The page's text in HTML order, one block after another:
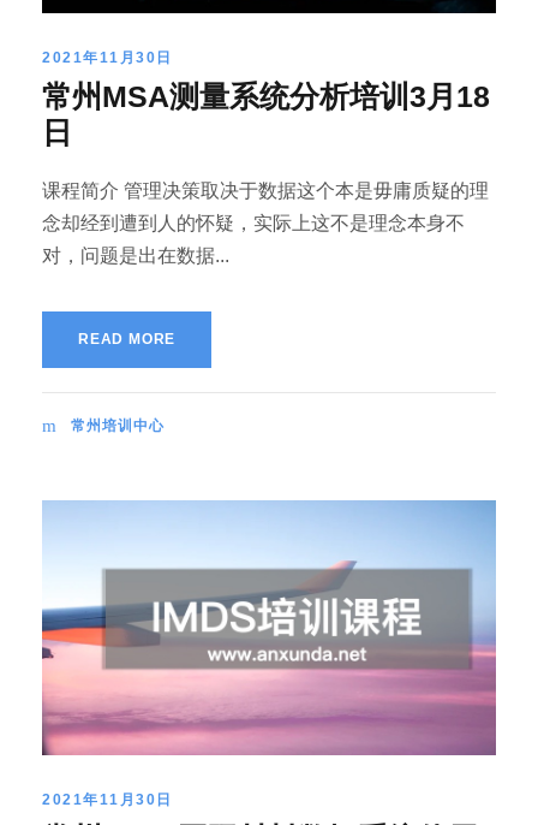
2021年11月30日
常州MSA测量系统分析培训3月18
日
课程简介 管理决策取决于数据这个本是毋庸质疑的理
念却经到遭到人的怀疑，实际上这不是理念本身不
对，问题是出在数据...
READ MORE
常州培训中心
2021年11月30日